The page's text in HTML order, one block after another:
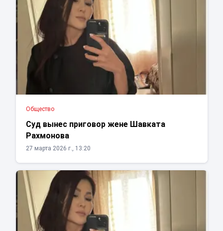
Общество
Суд вынес приговор жене Шавката
Рахмонова
27 марта 2026 г., 13:20